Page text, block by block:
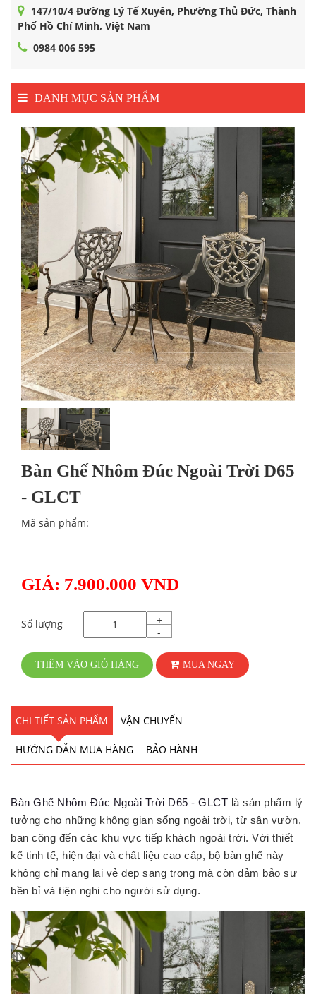
147/10/4 Đường Lý Tế Xuyên, Phường Thủ Đức, Thành
Phố Hồ Chí Minh, Việt Nam
0984 006 595
DANH MỤC SẢN PHẨM
Bàn Ghế Nhôm Đúc Ngoài Trời D65
- GLCT
Mã sản phẩm:
GIÁ: 7.900.000 VND
Số lượng
+
-
THÊM VÀO GIỎ HÀNG MUA NGAY
CHI TIẾT SẢN PHẨM VẬN CHUYỂN
HƯỚNG DẪN MUA HÀNG BẢO HÀNH
Bàn Ghế Nhôm Đúc Ngoài Trời D65 - GLCT là sản phẩm lý
tưởng cho những không gian sống ngoài trời, từ sân vườn,
ban công đến các khu vực tiếp khách ngoài trời. Với thiết
kế tinh tế, hiện đại và chất liệu cao cấp, bộ bàn ghế này
không chỉ mang lại vẻ đẹp sang trọng mà còn đảm bảo sự
bền bỉ và tiện nghi cho người sử dụng.